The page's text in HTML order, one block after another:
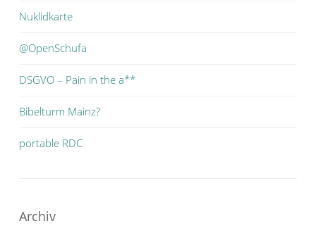
Nuklidkarte
@OpenSchufa
DSGVO – Pain in the a**
Bibelturm Mainz?
portable RDC
Archiv